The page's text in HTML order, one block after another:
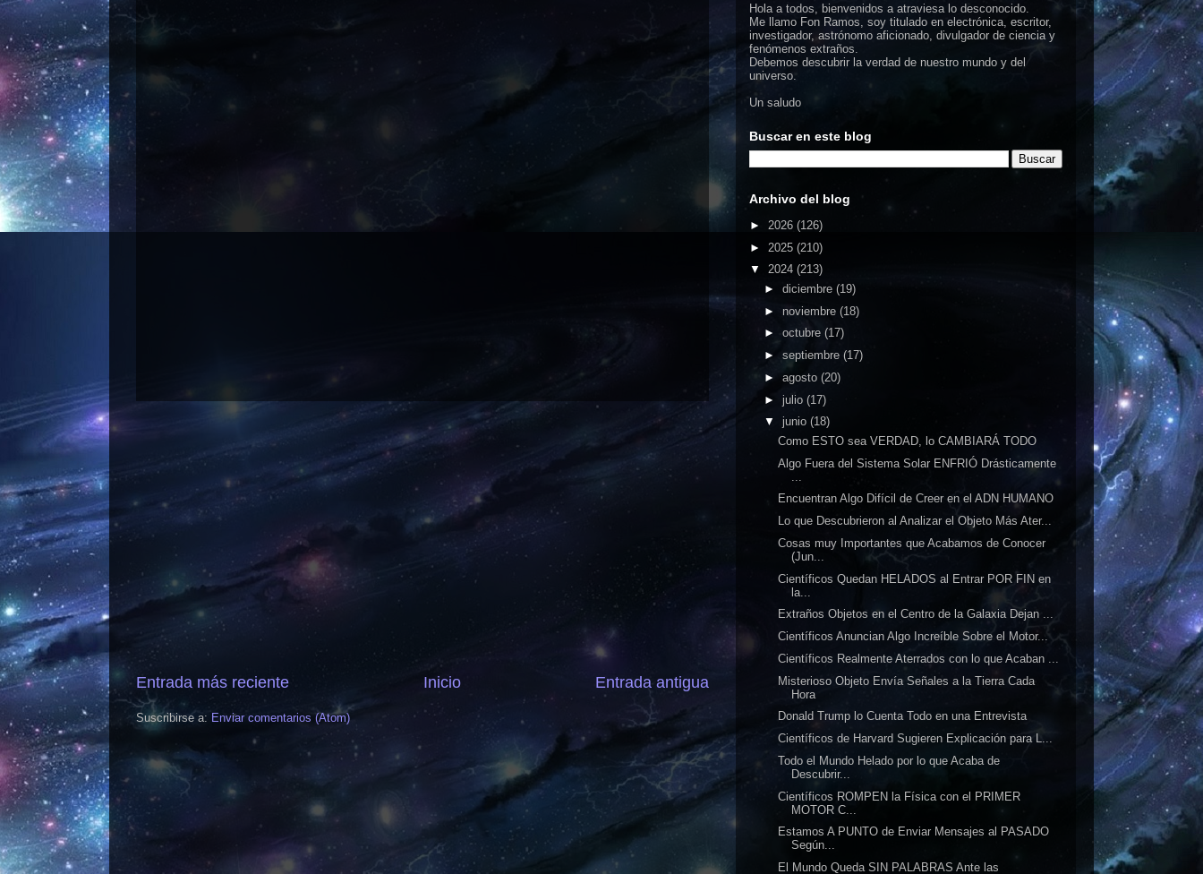
Entrada más reciente Entrada antigua
Inicio
Suscribirse a: Enviar comentarios (Atom)
Hola a todos, bienvenidos a atraviesa lo desconocido.
Me llamo Fon Ramos, soy titulado en electrónica, escritor,
investigador, astrónomo aficionado, divulgador de ciencia y
fenómenos extraños.
Debemos descubrir la verdad de nuestro mundo y del
universo.
Un saludo
Buscar en este blog
Archivo del blog
► 2026 (126)
► 2025 (210)
▼ 2024 (213)
► diciembre (19)
► noviembre (18)
► octubre (17)
► septiembre (17)
► agosto (20)
► julio (17)
▼ junio (18)
Como ESTO sea VERDAD, lo CAMBIARÁ TODO
Algo Fuera del Sistema Solar ENFRIÓ Drásticamente
Encuentran Algo Difícil de Creer en el ADN HUMANO
Lo que Descubrieron al Analizar el Objeto Más Ater...
Cosas muy Importantes que Acabamos de Conocer
(Jun...
Científicos Quedan HELADOS al Entrar POR FIN en
la...
Extraños Objetos en el Centro de la Galaxia Dejan ...
Científicos Anuncian Algo Increíble Sobre el Motor...
Científicos Realmente Aterrados con lo que Acaban ...
Misterioso Objeto Envía Señales a la Tierra Cada
Hora
Donald Trump lo Cuenta Todo en una Entrevista
Científicos de Harvard Sugieren Explicación para L...
Todo el Mundo Helado por lo que Acaba de
Descubrir...
Científicos ROMPEN la Física con el PRIMER
MOTOR C...
Estamos A PUNTO de Enviar Mensajes al PASADO
Según...
El Mundo Queda SIN PALABRAS Ante las